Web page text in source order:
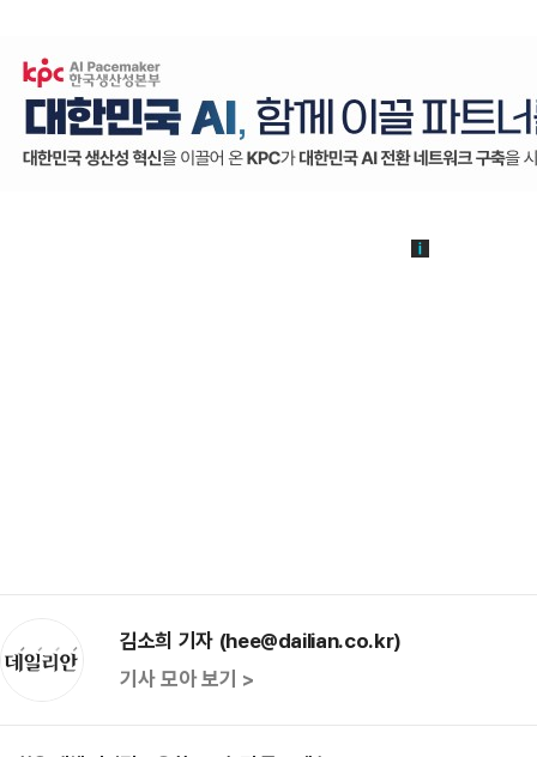
김소희 기자 (hee@dailian.co.kr)
기사 모아 보기 >